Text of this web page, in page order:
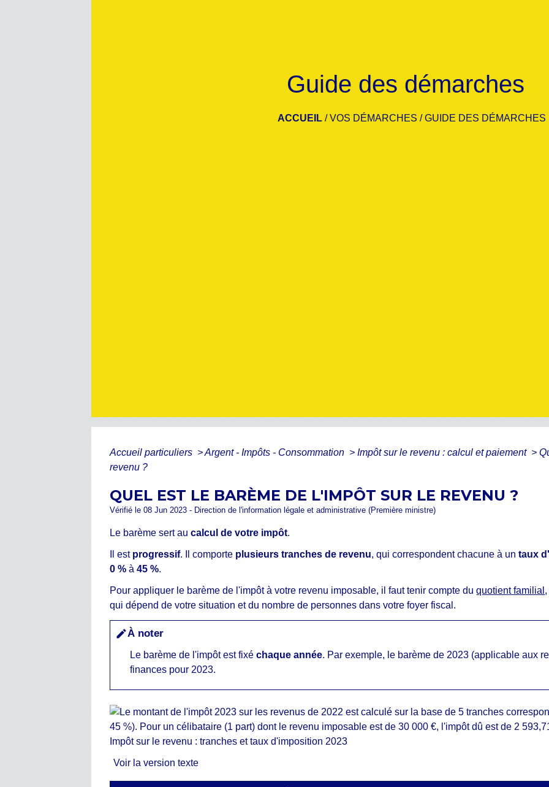
Guide des démarches
ACCUEIL /VOS DÉMARCHES /GUIDE DES DÉMARCHES
Accueil particuliers > Argent - Impôts - Consommation > Impôt sur le revenu : calcul et paiement >
revenu ?
QUEL EST LE BARÈME DE L'IMPÔT SUR LE REVENU ?
Vérifié le 08 Jun 2023 - Direction de l'information légale et administrative (Première ministre)
Le barème sert aucalcul de votre impôt.
Il est progressif. Il comporte plusieurs tranches de revenu, qui correspondent chacune à untaux
0 % à45 %.
Pour appliquer le barème de l'impôt à votre revenu imposable, il faut tenir compte duquotient familial
qui dépend de votre situation et du nombre de personnes dans votre foyer fiscal.
editÀ noter
Le barème de l'impôt est fixéchaque année. Par exemple, le barème de 2023 (applicable aux
finances pour 2023.
Impôt sur le revenu : tranches et taux d'imposition 2023
Voir la version texte